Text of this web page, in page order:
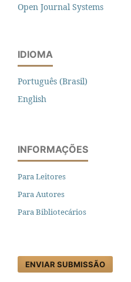
Open Journal Systems
IDIOMA
Português (Brasil)
English
INFORMAÇÕES
Para Leitores
Para Autores
Para Bibliotecários
ENVIAR SUBMISSÃO